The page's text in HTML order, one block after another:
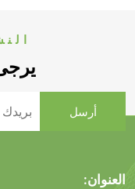
العنوان: